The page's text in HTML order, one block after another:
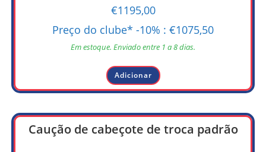
€1195,00
Preço do clube* -10% : €1075,50
Em estoque. Enviado entre 1 a 8 dias.
Adicionar
Caução de cabeçote de troca padrão